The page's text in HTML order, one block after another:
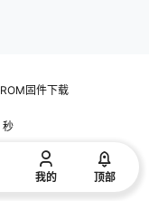
固件下载
秒
我的 顶部